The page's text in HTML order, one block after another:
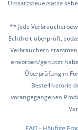
Umsatzsteuersätze
** Jede
Echtheit überprüft,
Verbrauchern
erworben/genutzt
Überprüfung in
Bestellhistorie
vorangegangenen
FAQ - Häufige